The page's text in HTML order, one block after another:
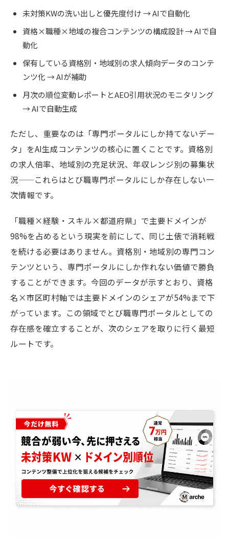
未対策KWの洗い出しと優先度付け → AIで自動化
資格×職種×地域の複合コンテンツの構成設計 → AIで自
動化
保有している資格別・地域別の求人傾向データのコンテ
ンツ化 → AIが補助
月次の順位変動レポートとAEO引用状況のモニタリング
→ AIで自動生成
ただし、重要なのは「専門ポータルにしか持てないデー
タ」をAI生成コンテンツの核心に置くことです。資格別
の求人倍率、地域別の充足状況、年収レンジ別の募集状
況——これらはとび職専門ポータルにしか存在しない一
次情報です。
「職種×経験・スキル×都道府県」で主要ドメインが
98%を占めるという現実を前にして、同じ土俵で消耗戦
を続ける必要はありません。資格別・地域別の専門コン
テンツという、専門ポータルにしか作れない価値で勝負
することができます。今回のデータが示すとおり、資格
名×市区町村軸では主要ドメインのシェアが54%まで下
がっています。この領域でとび職専門ポータルとしての
存在感を確立することが、次のシェアを取りに行く最短
ルートです。